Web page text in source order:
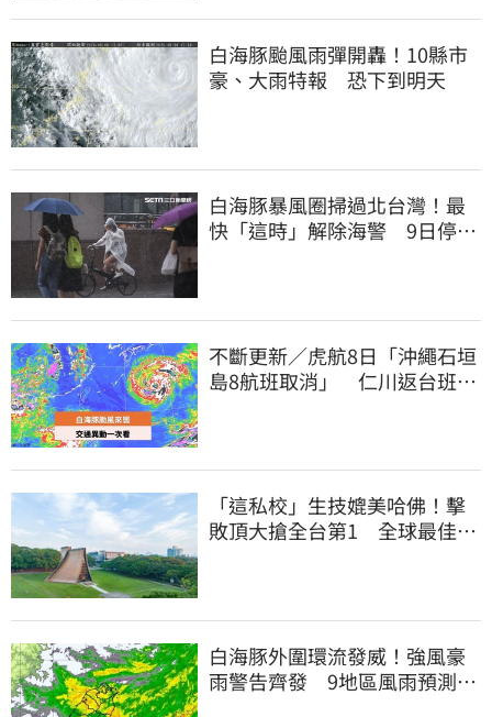
白海豚颱風雨彈開轟！10縣市
豪、大雨特報 恐下到明天
白海豚暴風圈掃過北台灣！最
快「這時」解除海警 9日停班
不斷更新／虎航8日「沖繩石垣
島8航班取消」 仁川返台班機
「這私校」生技媲美哈佛！擊
敗頂大搶全台第1 全球最佳大
白海豚外圍環流發威！強風豪
雨警告齊發 9地區風雨預測達